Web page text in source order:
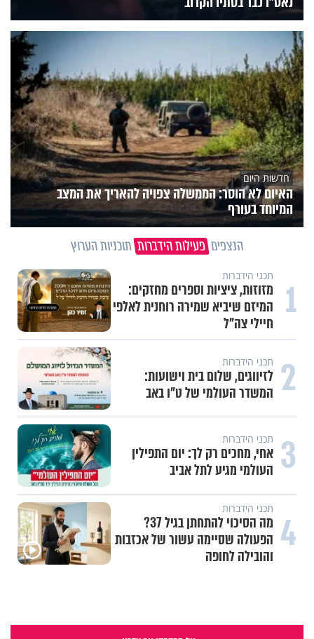
חדשות היום
האיום לא הוסר: הממשלה צפויה להאריך את המצב
המיוחד בעורף
הנצפים פעילות הידברות תוכניות הערוץ
1 תכני הידברות
מזוזות, ציציות וספרים מחזקים:
המיזם שיביא שמירה רוחנית לאלפי
חיילי צה"ל
2 תכני הידברות
לזיווגים, שלום בית וישועות:
המשדר העולמי של ט"ו באב
3 תכני הידברות
אחי, מחכים רק לך: יום התפילין
העולמי מגיע לתל אביב
4 תכני הידברות
מה הסיכוי להתחתן בגיל 37?
הפעולה שסיימה עשור של אכזבות
והובילה לחופה